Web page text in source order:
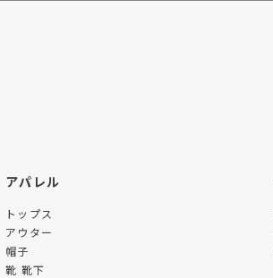
アパレル
トップス
アウター
帽子
靴 靴下